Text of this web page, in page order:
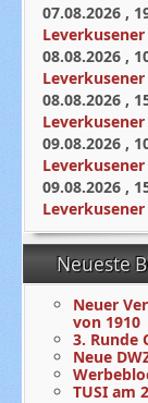
07.08.2026 ,
08.08.2026 ,
08.08.2026 ,
09.08.2026 ,
09.08.2026 ,
Neueste
Neuer
von 1910
3. Runde
Neue
TUSI am